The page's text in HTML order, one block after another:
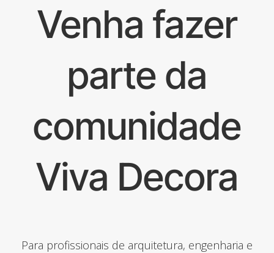
Venha fazer
parte da
comunidade
Viva Decora
Para profissionais de arquitetura, engenharia e